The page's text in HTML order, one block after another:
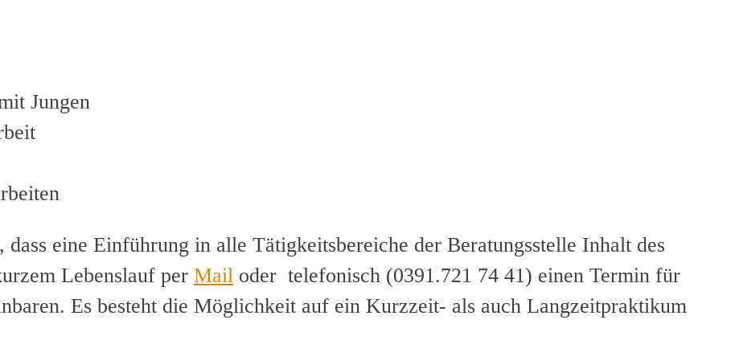
Jungen
eine Einführung in alle Tätigkeitsbereiche der Beratungsstelle Inhalt des
Lebenslauf per Mail oder telefonisch (0391.721 74 41) einen Termin für
Es besteht die Möglichkeit auf ein Kurzzeit- als auch Langzeitpraktikum